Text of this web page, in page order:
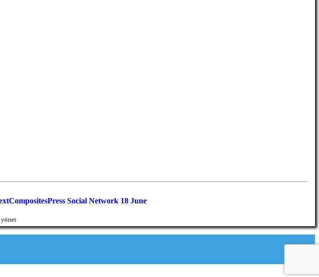
CompositesPress Social Network 18 June